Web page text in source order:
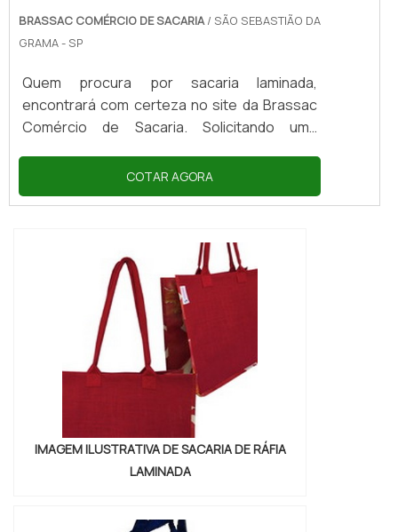
BRASSAC COMÉRCIO DE SACARIA/ SÃO SEBASTIÃO DA
GRAMA - SP
Quem procura por sacaria laminada,
encontrará com certeza no site da Brassac
Comércio de Sacaria. Solicitando uma
e encontrando a maior referência de
qualidade da área de atuação.MAIS
LAMINADAQuem quer encontrar sacaria
laminada em uma empresa comprometida
com seus serviços, encontra o site da
Brassac Comércio de Sacaria. Com grande
know-how focado em embalagens de grão...
COTAR AGORA
IMAGEM ILUSTRATIVA DE SACARIA DE RÁFIA
LAMINADA